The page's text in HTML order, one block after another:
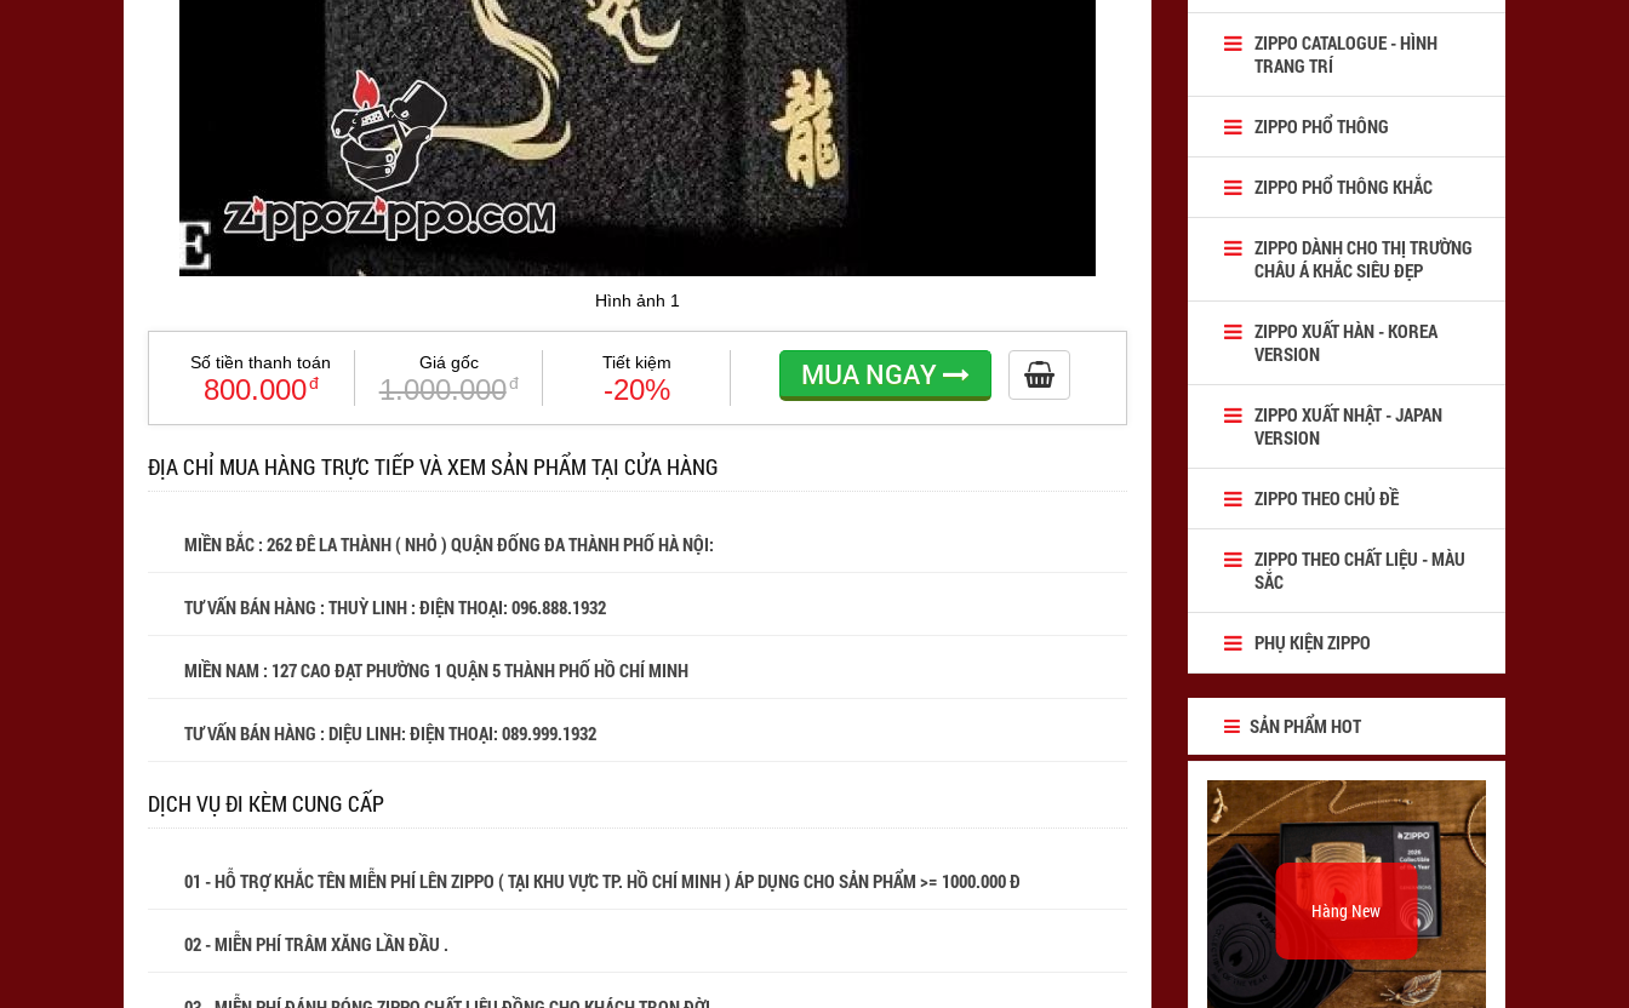
Hình ảnh 1
Số tiền thanh toán
800.000đ
Giá gốc
1.000.000đ
Tiết kiệm
-20% MUA NGAY
ĐỊA CHỈ MUA HÀNG TRỰC TIẾP VÀ XEM SẢN PHẨM TẠI CỬA HÀNG
MIỀN BẮC : 262 ĐÊ LA THÀNH ( NHỎ ) QUẬN ĐỐNG ĐA THÀNH PHỐ HÀ NỘI:
TƯ VẤN BÁN HÀNG : THUỲ LINH : ĐIỆN THOẠI: 096.888.1932
MIỀN NAM : 127 CAO ĐẠT PHƯỜNG 1 QUẬN 5 THÀNH PHỐ HỒ CHÍ MINH
TƯ VẤN BÁN HÀNG : DIỆU LINH: ĐIỆN THOẠI: 089.999.1932
DỊCH VỤ ĐI KÈM CUNG CẤP
01 - HỖ TRỢ KHẮC TÊN MIỄN PHÍ LÊN ZIPPO ( TẠI KHU VỰC TP. HỒ CHÍ MINH ) ÁP DỤNG CHO SẢN PHẨM >= 1000.000 Đ
02 - MIỄN PHÍ TRÂM XĂNG LẦN ĐẦU .
ZIPPO CATALOGUE - HÌNH
TRANG TRÍ
ZIPPO PHỔ THÔNG
ZIPPO PHỔ THÔNG KHẮC
ZIPPO DÀNH CHO THỊ TRƯỜNG
CHÂU Á KHẮC SIÊU ĐẸP
ZIPPO XUẤT HÀN - KOREA
VERSION
ZIPPO XUẤT NHẬT - JAPAN
VERSION
ZIPPO THEO CHỦ ĐỀ
ZIPPO THEO CHẤT LIỆU - MÀU
SẮC
PHỤ KIỆN ZIPPO
SẢN PHẨM HOT
Hàng New